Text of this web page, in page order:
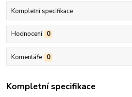
Kompletní specifikace
Hodnocení 0
Komentáře 0
Kompletní specifikace